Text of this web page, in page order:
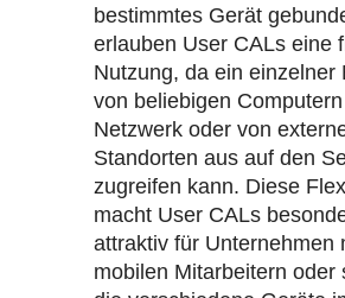
bestimmtes Gerät
erlauben User CALs eine
Nutzung, da ein einzelner
von beliebigen
Netzwerk oder von
Standorten aus auf den
zugreifen kann. Diese
macht User CALs
attraktiv für Unternehmen
mobilen Mitarbeitern oder